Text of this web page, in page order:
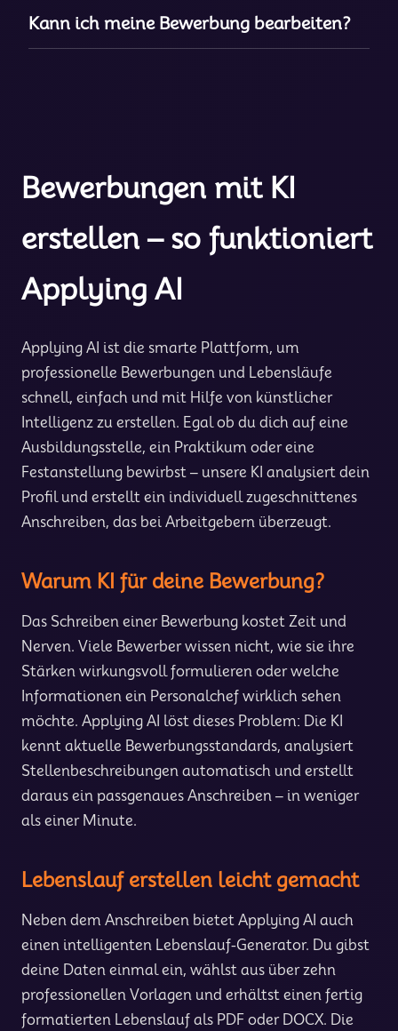
Kann ich meine Bewerbung bearbeiten?
Bewerbungen mit KI
erstellen – so funktioniert
Applying AI
Applying AI ist die smarte Plattform, um
professionelle Bewerbungen und Lebensläufe
schnell, einfach und mit Hilfe von künstlicher
Intelligenz zu erstellen. Egal ob du dich auf eine
Ausbildungsstelle, ein Praktikum oder eine
Festanstellung bewirbst – unsere KI analysiert dein
Profil und erstellt ein individuell zugeschnittenes
Anschreiben, das bei Arbeitgebern überzeugt.
Warum KI für deine Bewerbung?
Das Schreiben einer Bewerbung kostet Zeit und
Nerven. Viele Bewerber wissen nicht, wie sie ihre
Stärken wirkungsvoll formulieren oder welche
Informationen ein Personalchef wirklich sehen
möchte. Applying AI löst dieses Problem: Die KI
kennt aktuelle Bewerbungsstandards, analysiert
Stellenbeschreibungen automatisch und erstellt
daraus ein passgenaues Anschreiben – in weniger
als einer Minute.
Lebenslauf erstellen leicht gemacht
Neben dem Anschreiben bietet Applying AI auch
einen intelligenten Lebenslauf-Generator. Du gibst
deine Daten einmal ein, wählst aus über zehn
professionellen Vorlagen und erhältst einen fertig
formatierten Lebenslauf als PDF oder DOCX. Die